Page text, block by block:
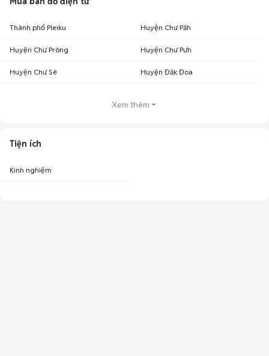
Thành phố Pleiku Huyện Chư Păh
Huyện Chư Prông Huyện Chư Pưh
Huyện Chư Sê Huyện Đăk Đoa
Xem thêm
Tiện ích
Kinh nghiệm